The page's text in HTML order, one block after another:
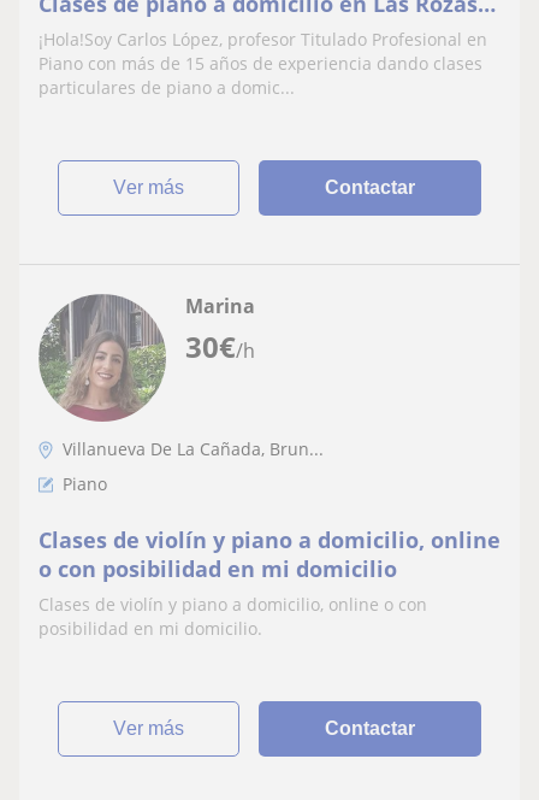
Las Matas, Torrelodones, Boadilla,
Pozuelo, Majadahonda, Villaviciosa,
Madrid capital
¡Hola!Soy Carlos López, profesor Titulado Profesional en
Piano con más de 15 años de experiencia dando clases
particulares de piano a domic...
ver más Contactar
30€/h
Marina
Villanueva De La Cañada, Brun...
Piano
Clases de violín y piano a domicilio, online
o con posibilidad en mi domicilio
Clases de violín y piano a domicilio, online o con
posibilidad en mi domicilio.
ver más Contactar